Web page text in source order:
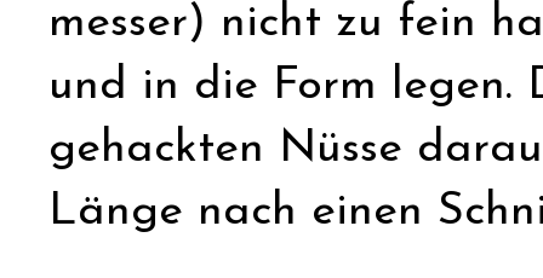
messer) nicht zu fein
und in die Form legen.
gehackten Nüsse
Länge nach einen